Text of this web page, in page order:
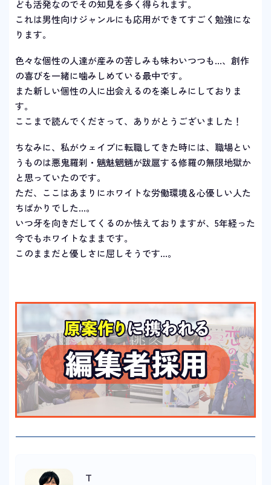
ども活発なのでその知見を多く得られます。
これは男性向けジャンルにも応用ができてすごく勉強にな
ります。
色々な個性の人達が産みの苦しみも味わいつつも…、創作
の喜びを一緒に噛みしめている最中です。
また新しい個性の人に出会えるのを楽しみにしておりま
す。
ここまで読んでくださって、ありがとうございました！
ちなみに、私がウェイブに転職してきた時には、職場とい
うものは悪鬼羅刹・魑魅魍魎が跋扈する修羅の無限地獄か
と思っていたのです。
ただ、ここはあまりにホワイトな労働環境＆心優しい人た
ちばかりでした…。
いつ牙を向きだしてくるのか怯えておりますが、5年経った
今でもホワイトなままです。
このままだと優しさに屈しそうです…。
T